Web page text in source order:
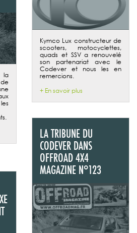
Kymco Lux constructeur de
scooters, motocyclettes,
quads et SSV a renouvelé
son partenariat avec le
Codever et nous les en
remercions.
+ En savoir plus
la
LA TRIBUNE DU
CODEVER DANS
OFFROAD 4X4
MAGAZINE N°123